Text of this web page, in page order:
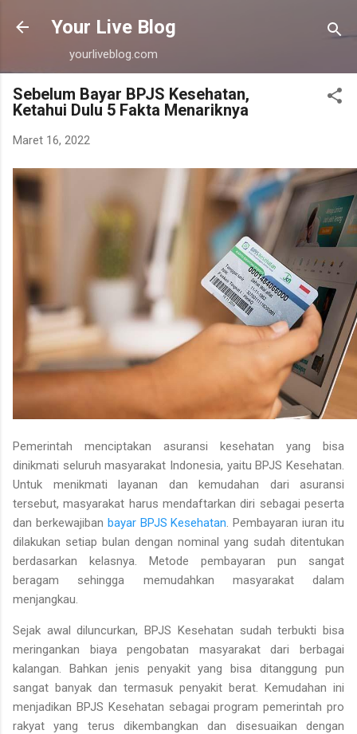
Langsung ke konten utama
Your Live Blog
yourliveblog.com
Sebelum Bayar BPJS Kesehatan,
Ketahui Dulu 5 Fakta Menariknya
Maret 16, 2022
Pemerintah menciptakan asuransi kesehatan yang bisa
dinikmati seluruh masyarakat Indonesia, yaitu BPJS Kesehatan.
Untuk menikmati layanan dan kemudahan dari asuransi
tersebut, masyarakat harus mendaftarkan diri sebagai peserta
dan berkewajiban bayar BPJS Kesehatan . Pembayaran iuran itu
dilakukan setiap bulan dengan nominal yang sudah ditentukan
berdasarkan kelasnya. Metode pembayaran pun sangat
beragam sehingga memudahkan masyarakat dalam
menjangkau.
Sejak awal diluncurkan, BPJS Kesehatan sudah terbukti bisa
meringankan biaya pengobatan masyarakat dari berbagai
kalangan. Bahkan jenis penyakit yang bisa ditanggung pun
sangat banyak dan termasuk penyakit berat. Kemudahan ini
menjadikan BPJS Kesehatan sebagai program pemerintah pro
rakyat yang terus dikembangkan dan disesuaikan dengan